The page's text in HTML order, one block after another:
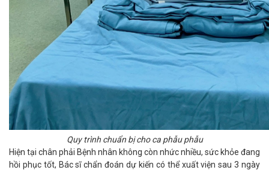
Quy trình chuẩn bị cho ca phẫu phẫu
Hiện tại chân phải Bệnh nhân không còn nhức nhiều, sức khỏe đang
hồi phục tốt, Bác sĩ chẩn đoán dự kiến có thể xuất viện sau 3 ngày